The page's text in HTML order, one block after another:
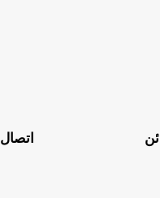
اتصال